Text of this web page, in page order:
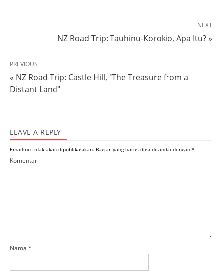
NEXT
NZ Road Trip: Tauhinu-Korokio, Apa Itu? »
PREVIOUS
« NZ Road Trip: Castle Hill, "The Treasure from a
Distant Land"
LEAVE A REPLY
Emailmu tidak akan dipublikasikan. Bagian yang harus diisi ditandai dengan *
Komentar
Nama *